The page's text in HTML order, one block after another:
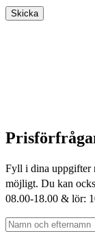
Fyll i dina uppgifter
möjligt. Du kan
08.00-18.00 & lör: